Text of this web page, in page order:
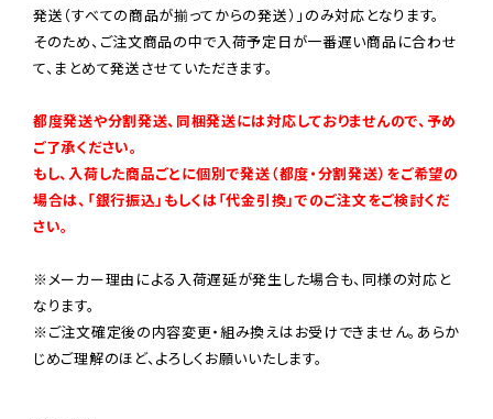
発送（すべての商品が揃ってからの発送）」のみ対応となります。
そのため、ご注文商品の中で入荷予定日が一番遅い商品に合わせ
て、まとめて発送させていただきます。
都度発送や分割発送、同梱発送には対応しておりませんので、予め
ご了承ください。
もし、入荷した商品ごとに個別で発送（都度・分割発送）をご希望の
場合は、「銀行振込」もしくは「代金引換」でのご注文をご検討くだ
さい。
※メーカー理由による入荷遅延が発生した場合も、同様の対応と
なります。
※ご注文確定後の内容変更・組み換えはお受けできません。あらか
じめご理解のほど、よろしくお願いいたします。